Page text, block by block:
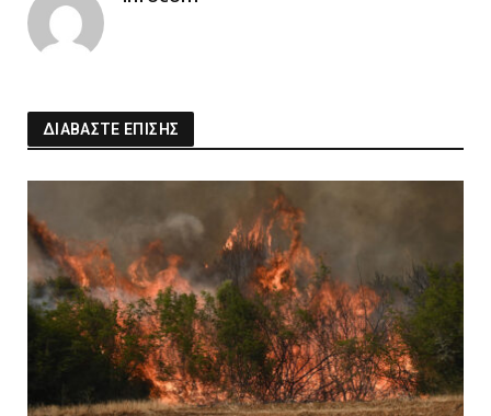
ΔΙΑΒΑΣΤΕ ΕΠΙΣΗΣ